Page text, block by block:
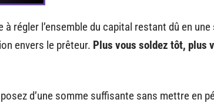
régler l’ensemble du capital restant dû en
envers le prêteur. Plus vous soldez tôt, plus
d’une somme suffisante sans mettre en